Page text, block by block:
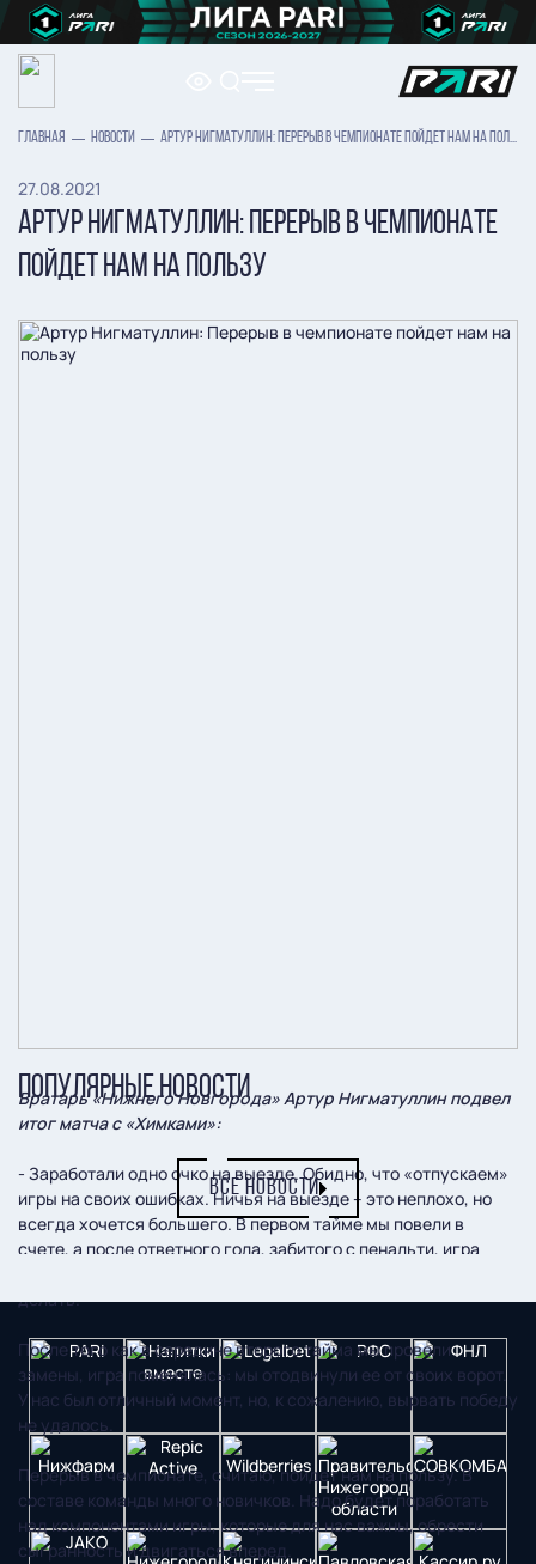
ГЛАВНАЯ НОВОСТИ АРТУР НИГМАТУЛЛИН: ПЕРЕРЫВ В ЧЕМПИОНАТЕ ПОЙДЕТ НАМ НА ПОЛЬЗУ
27.08.2021
АРТУР НИГМАТУЛЛИН: ПЕРЕРЫВ В ЧЕМПИОНАТЕ
ПОЙДЕТ НАМ НА ПОЛЬЗУ
Вратарь «Нижнего Новгорода» Артур Нигматуллин подвел
итог матча с «Химками»:
- Заработали одно очко на выезде. Обидно, что «отпускаем»
игры на своих ошибках. Ничья на выезде – это неплохо, но
всегда хочется большего. В первом тайме мы повели в
счете, а после ответного гола, забитого с пенальти, игра
делать.
После того как в середине второго тайма мы провели
замены, игра поменялась: мы отодвинули ее от своих ворот.
У нас был отличный момент, но, к сожалению, вырвать победу
не удалось.
Перерыв в чемпионате, считаю, пойдет нам на пользу. В
составе команды много новичков. Надо будет поработать
над компонентами игры, которые для нас важны, обрести
сыгранность и двигаться вперед.
ПОПУЛЯРНЫЕ НОВОСТИ
ВСЕ НОВОСТИ